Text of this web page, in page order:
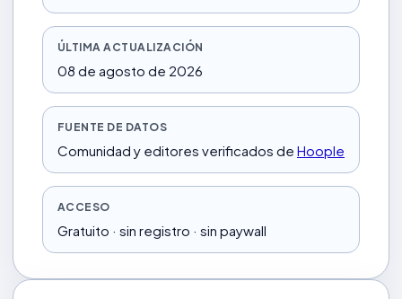
ÚLTIMA ACTUALIZACIÓN
08 de agosto de 2026
FUENTE DE DATOS
Comunidad y editores verificados de Hoople
ACCESO
Gratuito · sin registro · sin paywall